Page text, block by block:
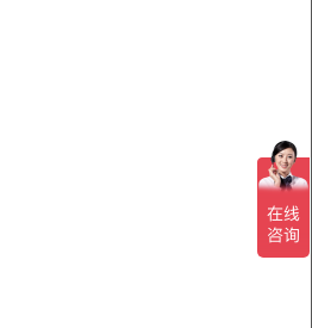
统是矿业、油气以
Sensing.Volume
and
accuracy
and